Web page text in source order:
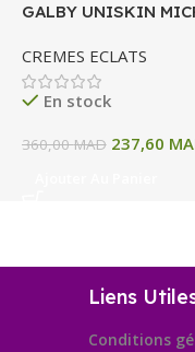
GALBY UNISKIN
ECLAIRCISSANTE 50
CREMES ECLATS
En stock
360,00MAD 237,60
Liens
Conditions